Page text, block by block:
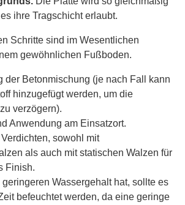
ihre Tragschicht erlaubt.
Schritte sind im Wesentlichen
gewöhnlichen Fußboden.
der Betonmischung (je nach Fall kann
hinzugefügt werden, um die
verzögern).
Anwendung am Einsatzort.
sowohl mit
als auch mit statischen Walzen für
Finish.
geringeren Wassergehalt hat, sollte es
befeuchtet werden, da eine geringe